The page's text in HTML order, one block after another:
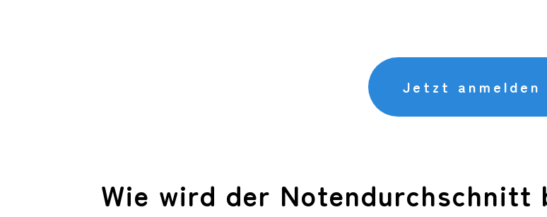
Jetzt anmelden
Wie wird der Notendurchschnitt